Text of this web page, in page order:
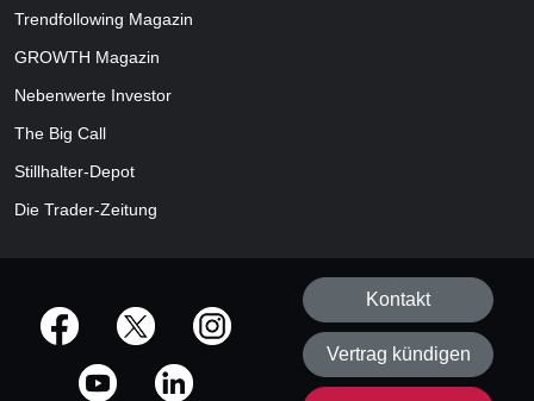
Trendfollowing Magazin
GROWTH Magazin
Nebenwerte Investor
The Big Call
Stillhalter-Depot
Die Trader-Zeitung
offizielle Social Media-Accounts
Kontakt
Vertrag kündigen